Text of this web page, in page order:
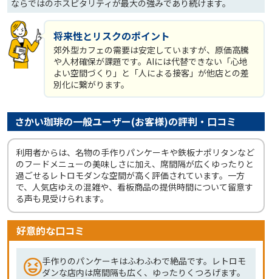
ならではのホスピタリティが最大の強みであり続けます。
将来性とリスクのポイント
郊外型カフェの需要は安定していますが、原価高騰
や人材確保が課題です。AIには代替できない「心地
よい空間づくり」と「人による接客」が他店との差
別化に繋がります。
さかい珈琲の一般ユーザー(お客様)の評判・口コミ
利用者からは、名物の手作りパンケーキや鉄板ナポリタンなど
のフードメニューの美味しさに加え、席間隔が広くゆったりと
過ごせるレトロモダンな空間が高く評価されています。一方
で、人気店ゆえの混雑や、看板商品の提供時間について留意す
る声も見受けられます。
好意的な口コミ
手作りのパンケーキはふわふわで絶品です。レトロモ
ダンな店内は席間隔も広く、ゆったりくつろげます。